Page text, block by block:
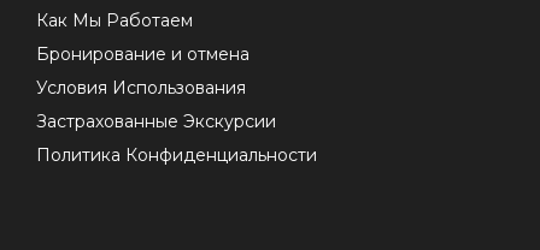
Как Мы Работаем
Бронирование и отмена
Условия Использования
Застрахованные Экскурсии
Политика Конфиденциальности